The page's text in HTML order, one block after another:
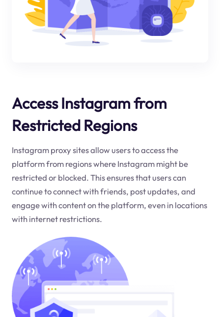
Access Instagram from
Restricted Regions
Instagram proxy sites allow users to access the
platform from regions where Instagram might be
restricted or blocked. This ensures that users can
continue to connect with friends, post updates, and
engage with content on the platform, even in locations
with internet restrictions.